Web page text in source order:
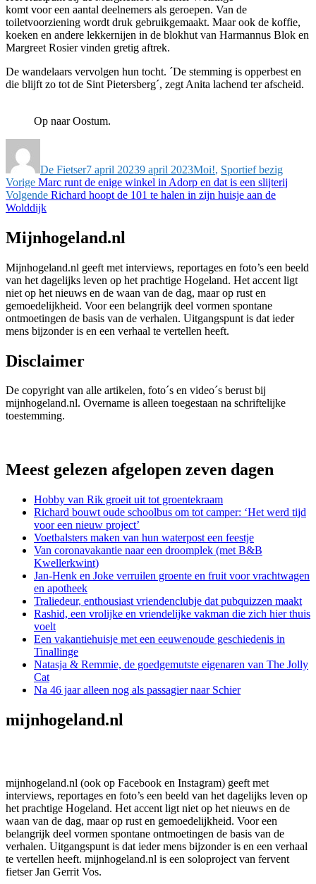
komt voor een aantal deelnemers als geroepen. Van de
toiletvoorziening wordt druk gebruikgemaakt. Maar ook de koffie,
koeken en andere lekkernijen in de blokhut van Harmannus Blok en
Margreet Rosier vinden gretig aftrek.
De wandelaars vervolgen hun tocht. ´De stemming is opperbest en
die blijft zo tot de Sint Pietersberg´, zegt Anita lachend ter afscheid.
Op naar Oostum.
De Fietser7 april 20239 april 2023Moi!, Sportief bezig
Bericht
navigatie
Vorige Vorig
bericht:
Marc runt de enige winkel in Adorp en dat is een slijterij
Volgende Volgend
Richard hoopt de 101 te halen in zijn huisje aan de
Wolddijk
Mijnhogeland.nl
Mijnhogeland.nl geeft met interviews, reportages en foto’s een beeld
van het dagelijks leven op het prachtige Hogeland. Het accent ligt
niet op het nieuws en de waan van de dag, maar op rust en
gemoedelijkheid. Voor een belangrijk deel vormen spontane
ontmoetingen de basis van de verhalen. Uitgangspunt is dat ieder
mens bijzonder is en een verhaal te vertellen heeft.
Disclaimer
De copyright van alle artikelen, foto´s en video´s berust bij
mijnhogeland.nl. Overname is alleen toegestaan na schriftelijke
toestemming.
Meest gelezen afgelopen zeven dagen
Hobby van Rik groeit uit tot groentekraam
Richard bouwt oude schoolbus om tot camper: ‘Het werd tijd
voor een nieuw project’
Voetbalsters maken van hun waterpost een feestje
Van coronavakantie naar een droomplek (met B&B
Kwellerkwint)
Jan-Henk en Joke verruilen groente en fruit voor vrachtwagen
en apotheek
Traliedeur, enthousiast vriendenclubje dat pubquizzen maakt
Rashid, een vrolijke en vriendelijke vakman die zich hier thuis
voelt
Een vakantiehuisje met een eeuwenoude geschiedenis in
Tinallinge
Natasja & Remmie, de goedgemutste eigenaren van The Jolly
Cat
Na 46 jaar alleen nog als passagier naar Schier
mijnhogeland.nl
mijnhogeland.nl (ook op Facebook en Instagram) geeft met
interviews, reportages en foto’s een beeld van het dagelijks leven op
het prachtige Hogeland. Het accent ligt niet op het nieuws en de
waan van de dag, maar op rust en gemoedelijkheid. Voor een
belangrijk deel vormen spontane ontmoetingen de basis van de
verhalen. Uitgangspunt is dat ieder mens bijzonder is en een verhaal
te vertellen heeft. mijnhogeland.nl is een soloproject van fervent
fietser Jan Gerrit Vos.